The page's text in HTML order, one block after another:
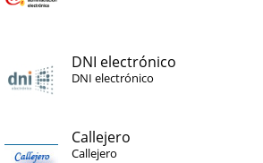
DNI electrónico
DNI electrónico
Callejero
Callejero